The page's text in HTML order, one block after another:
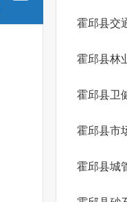
霍邱县交
霍邱县林
霍邱县卫
霍邱县市
霍邱县城